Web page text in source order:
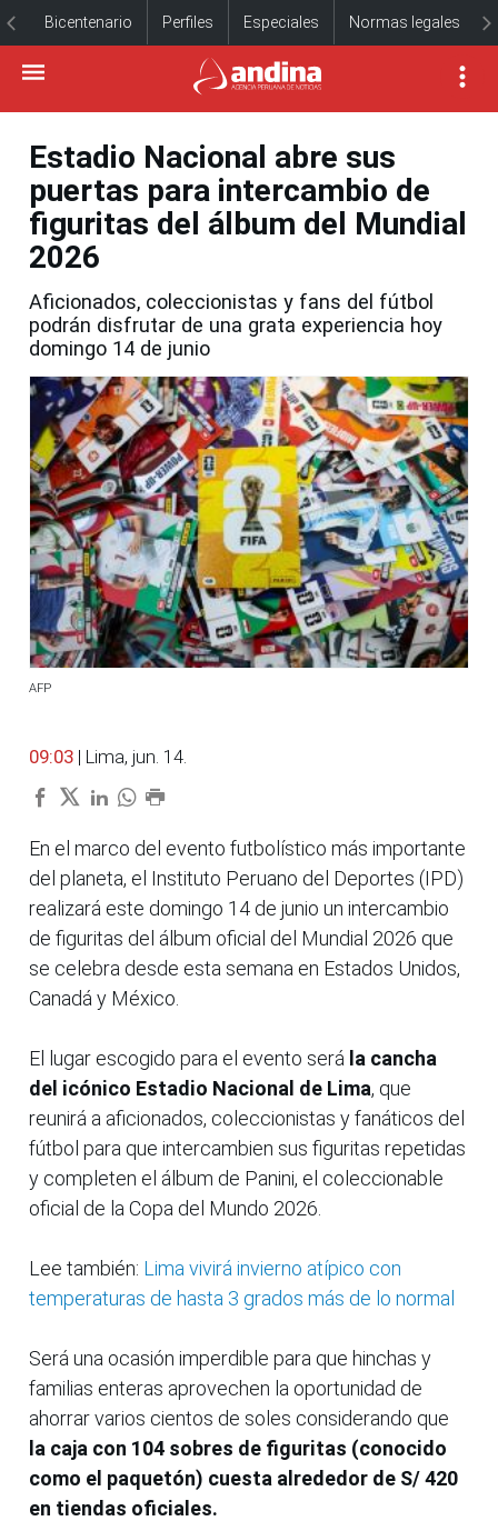
Bicentenario Perfiles Especiales Normas legales
Estadio Nacional abre sus
puertas para intercambio de
figuritas del álbum del Mundial
2026
Aficionados, coleccionistas y fans del fútbol
podrán disfrutar de una grata experiencia hoy
domingo 14 de junio
AFP
09:03 | Lima, jun. 14.
En el marco del evento futbolístico más importante
del planeta, el Instituto Peruano del Deportes (IPD)
realizará este domingo 14 de junio un intercambio
de figuritas del álbum oficial del Mundial 2026 que
se celebra desde esta semana en Estados Unidos,
Canadá y México.
El lugar escogido para el evento será la cancha
del icónico Estadio Nacional de Lima, que
reunirá a aficionados, coleccionistas y fanáticos del
fútbol para que intercambien sus figuritas repetidas
y completen el álbum de Panini, el coleccionable
oficial de la Copa del Mundo 2026.
Lee también: Lima vivirá invierno atípico con
temperaturas de hasta 3 grados más de lo normal
Será una ocasión imperdible para que hinchas y
familias enteras aprovechen la oportunidad de
ahorrar varios cientos de soles considerando que
la caja con 104 sobres de figuritas (conocido
como el paquetón) cuesta alrededor de S/ 420
en tiendas oficiales.